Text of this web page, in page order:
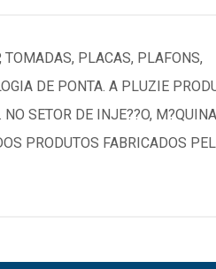
PLACAS, PLAFONS,
DE PONTA. A PLUZIE
SETOR DE INJE??O,
PRODUTOS FABRICADOS